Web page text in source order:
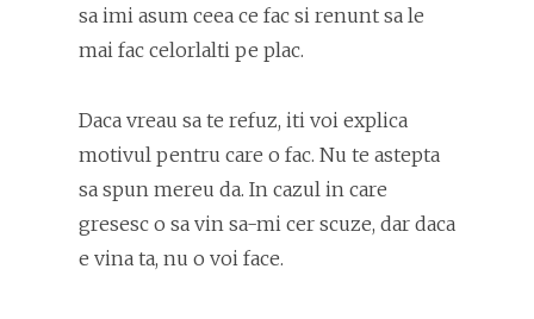
sa imi asum ceea ce fac si renunt sa le
mai fac celorlalti pe plac.
Daca vreau sa te refuz, iti voi explica
motivul pentru care o fac. Nu te astepta
sa spun mereu da. In cazul in care
gresesc o sa vin sa-mi cer scuze, dar daca
e vina ta, nu o voi face.